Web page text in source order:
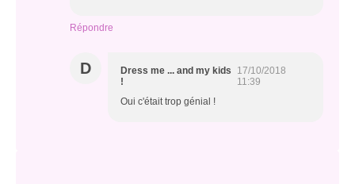
Répondre
D
Dress me ... and my kids
!
17/10/2018
11:39
Oui c'était trop génial !